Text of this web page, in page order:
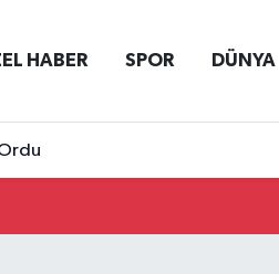
HABER SPOR DÜNYA